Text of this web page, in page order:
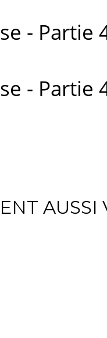
- Partie
- Partie
AUSSI